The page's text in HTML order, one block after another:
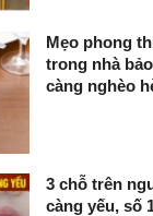
Mẹo phong
trong nhà
càng nghèo
3 chỗ trên
càng yếu, số